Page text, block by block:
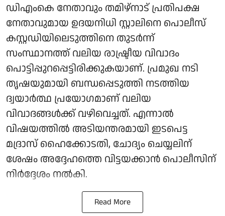
ഡിഎംകെ നേതാവും തമിഴ്നാട് പ്രതിപക്ഷ
നേതാവുമായ ഉദയനിധി സ്റ്റാലിനെ പൊലീസ്
കസ്റ്റഡിയിലെടുത്തിനെ തുടർന്ന്
സംസ്ഥാനത്ത് വലിയ രാഷ്ട്രീയ വിവാദം
പൊട്ടിപ്പുറപ്പെട്ടിരിക്കുകയാണ്. പ്രമുഖ നടി
തൃഷയുമായി ബന്ധപ്പെടുത്തി നടത്തിയ
ദ്വയാർത്ഥ പ്രയോഗമാണ് വലിയ
വിവാദങ്ങൾക്ക് വഴിവെച്ചത്. എന്നാൽ
വിഷയത്തിൽ അടിയന്തരമായി ഇടപെട്ട
മദ്രാസ് ഹൈക്കോടതി, ചോദ്യം ചെയ്യലിന്
ശേഷം അദ്ദേഹത്തെ വിട്ടയക്കാൻ പൊലീസിന്
നിർദ്ദേശം നൽകി.
Read More